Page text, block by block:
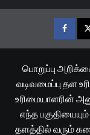
பொறுப்பு
வடிவமைப்பு தள
உரிமையாளரின்
எந்த
தளத்தில் வரும்